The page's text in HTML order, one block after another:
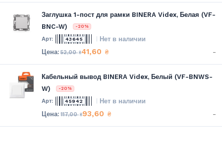
Заглушка 1-пост для рамки BINERA Videx, Белая (VF-
BNC-W)
-20%
43645 Нет в наличии
52,00₴41,60 ₴ -
Кабельный вывод BINERA Videx, Белый (VF-BNWS-
W)
-20%
45942 Нет в наличии
117,00₴93,60 ₴ -